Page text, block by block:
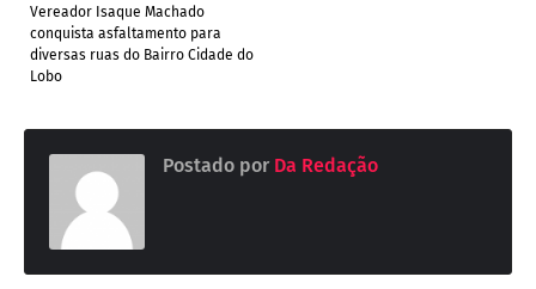
Vereador Isaque Machado
conquista asfaltamento para
diversas ruas do Bairro Cidade do
Lobo
Postado por Da Redação